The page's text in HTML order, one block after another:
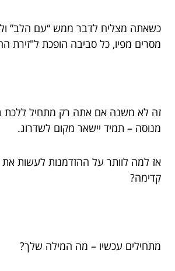
כשאתה מצליח לדבר ממש “עם הלב”
מסרים מפיו, כל סביבה הופכת ל"זירת
זה לא משנה אם אתה רק מתחיל ללכת
מנוסה – תמיד יישאר מקום לשדרוג.
אז למה לוותר על ההזדמנות לעשות
קדימה?
מתחילים עכשיו – מה המילה שלך?